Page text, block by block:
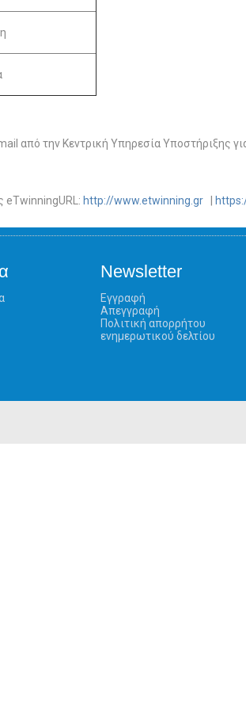
από την Κεντρική Υπηρεσία Υποστήριξης
eTwinningURL: http://www.etwinning.gr|
Newsletter
Εγγραφή
Απεγγραφή
Πολιτική απορρήτου
ενημερωτικού δελτίου